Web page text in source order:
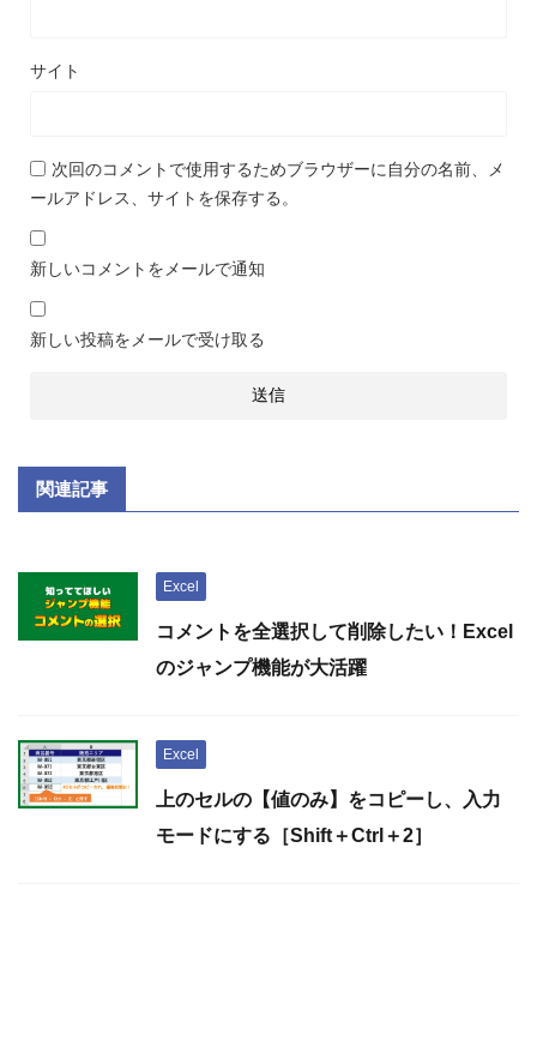
サイト
次回のコメントで使用するためブラウザーに自分の名前、メ
ールアドレス、サイトを保存する。
新しいコメントをメールで通知
新しい投稿をメールで受け取る
関連記事
Excel
コメントを全選択して削除したい！Excel
のジャンプ機能が大活躍
Excel
上のセルの【値のみ】をコピーし、入力
モードにする［Shift＋Ctrl＋2］